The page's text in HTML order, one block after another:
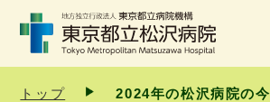
トップ 2024年の松沢病院の今